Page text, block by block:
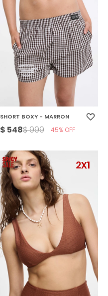
SHORT BOXY - MARRON
$ 548$999 45